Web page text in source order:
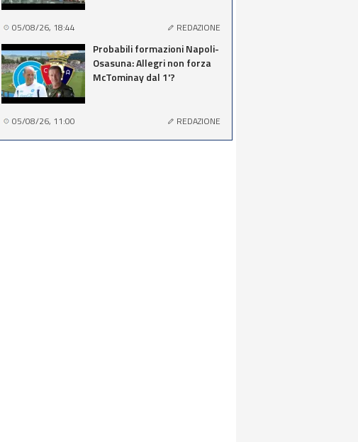
05/08/26, 18:44 REDAZIONE
Probabili formazioni Napoli-
Osasuna: Allegri non forza
McTominay dal 1'?
05/08/26, 11:00 REDAZIONE